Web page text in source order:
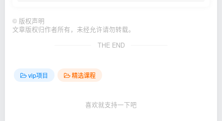
© 版权声明
文章版权归作者所有，未经允许请勿转载。
THE END
vip项目 精选课程
喜欢就支持一下吧